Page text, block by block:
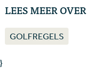
LEES MEER OVER
GOLFREGELS
}